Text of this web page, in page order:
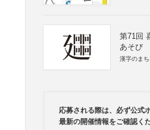
第71回
あそび
漢字のま
応募される際は、必ず公式
最新の開催情報をご確認く